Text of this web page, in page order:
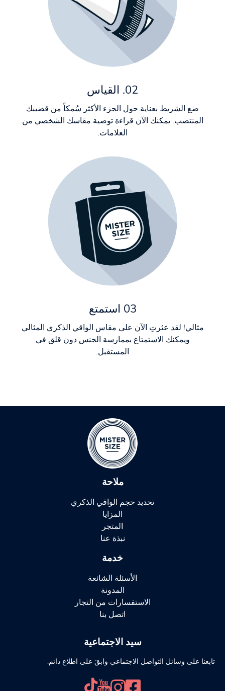
02. القياس
ضع الشريط بعناية حول الجزء الأكثر سُمكاً من قضيبك
المنتصب. يمكنك الآن قراءة توصية مقاسك الشخصي من
العلامات.
03 استمتع
مثالي! لقد عثرتِ الآن على مقاس الواقي الذكري المثالي
ويمكنك الاستمتاع بممارسة الجنس دون قلق في
المستقبل.
ملاحة
تحديد حجم الواقي الذكري
المزايا
المتجر
نبذة عنا
خدمة
الأسئلة الشائعة
المدونة
الاستفسارات من التجار
اتصل بنا
سيد الاجتماعية
تابعنا على وسائل التواصل الاجتماعي وابقَ على اطلاع دائم.